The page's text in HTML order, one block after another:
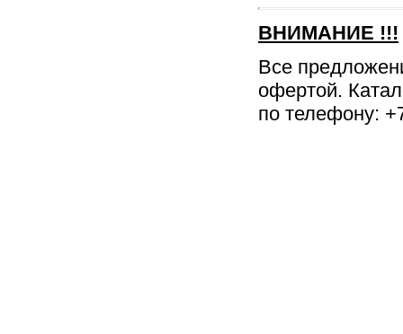
ВНИМАНИЕ !!!
Все
офертой.
по телефону: